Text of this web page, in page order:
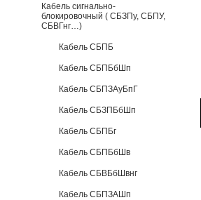
Кабель сигнально-
блокировочный ( СБЗПу, СБПУ,
СБВГнг…)
Кабель СБПБ
Кабель СБПБбШп
Кабель СБПЗАуБпГ
Кабель СБЗПБбШп
Кабель СБПБг
Кабель СБПБбШв
Кабель СБВБбШвнг
Кабель СБПЗАШп